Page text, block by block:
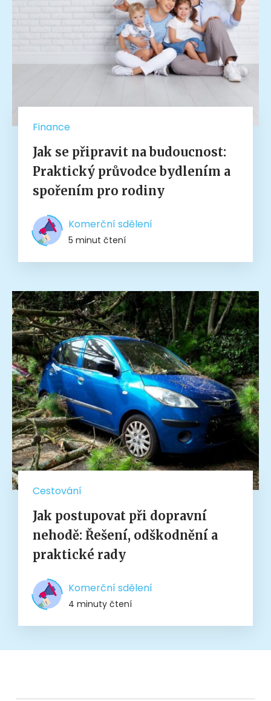
Finance
Jak se připravit na budoucnost:
Praktický průvodce bydlením a
spořením pro rodiny
Komerční sdělení
5 minut čtení
Cestování
Jak postupovat při dopravní
nehodě: Řešení, odškodnění a
praktické rady
Komerční sdělení
4 minuty čtení